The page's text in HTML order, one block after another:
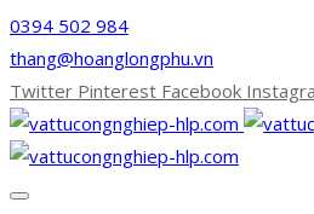
0394 502 984
thang@hoanglongphu.vn
Twitter Pinterest Facebook